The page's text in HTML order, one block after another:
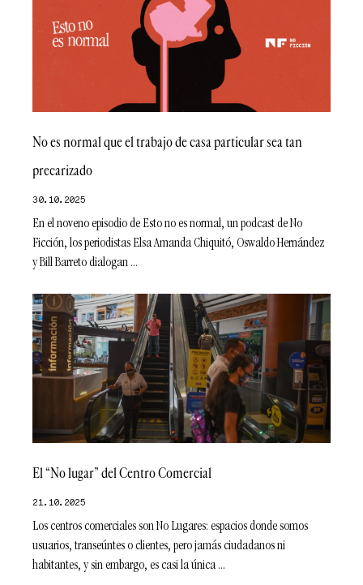
No es normal que el trabajo de casa particular sea tan
precarizado
30.10.2025
En el noveno episodio de Esto no es normal, un podcast de No
Ficción, los periodistas Elsa Amanda Chiquitó, Oswaldo Hernández
y Bill Barreto dialogan
El “No lugar” del Centro Comercial
21.10.2025
Los centros comerciales son No Lugares: espacios donde somos
usuarios, transeúntes o clientes, pero jamás ciudadanos ni
habitantes, y sin embargo, es casi la única